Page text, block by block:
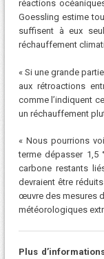
réactions
Goessling estime
suffisent à eux
réchauffement
« Si une grande
aux rétroactions
comme l’indiquent
un réchauffement
« Nous pourrions
terme dépasser 1,5
carbone restants
devraient être
œuvre des mesures
météorologiques
Plus